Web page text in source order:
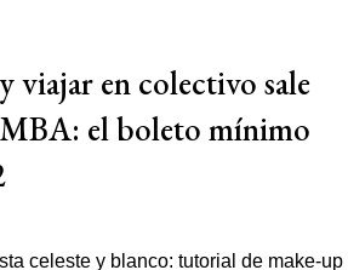
viajar en colectivo sale
el boleto mínimo